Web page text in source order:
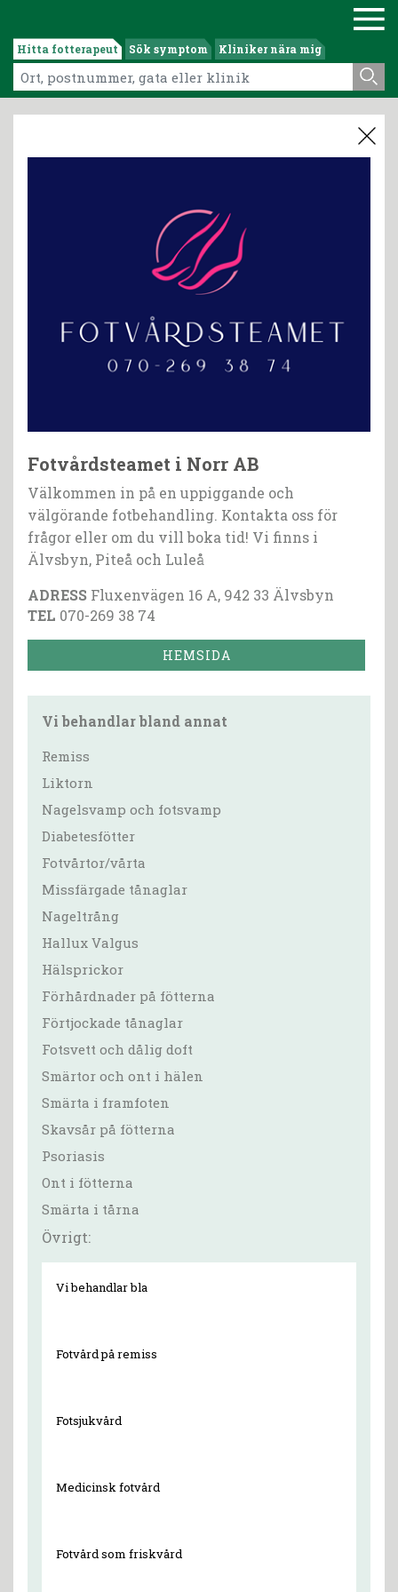
Hitta fotterapeut Sök symptom Kliniker nära mig
Fotvårdsteamet i Norr AB
Välkommen in på en uppiggande och
välgörande fotbehandling. Kontakta oss för
frågor eller om du vill boka tid! Vi finns i
Älvsbyn, Piteå och Luleå
ADRESS Fluxenvägen 16 A, 942 33 Älvsbyn
TEL 070-269 38 74
HEMSIDA
Vi behandlar bland annat
Remiss
Liktorn
Nagelsvamp och fotsvamp
Diabetesfötter
Fotvårtor/vårta
Missfärgade tånaglar
Nageltrång
Hallux Valgus
Hälsprickor
Förhårdnader på fötterna
Förtjockade tånaglar
Fotsvett och dålig doft
Smärtor och ont i hälen
Smärta i framfoten
Skavsår på fötterna
Psoriasis
Ont i fötterna
Smärta i tårna
Övrigt:
Vi behandlar bla
Fotvård på remiss
Fotsjukvård
Medicinsk fotvård
Fotvård som friskvård